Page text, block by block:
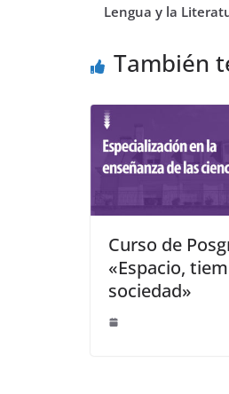
Lengua y la
También
Curso de
«Espacio,
sociedad»